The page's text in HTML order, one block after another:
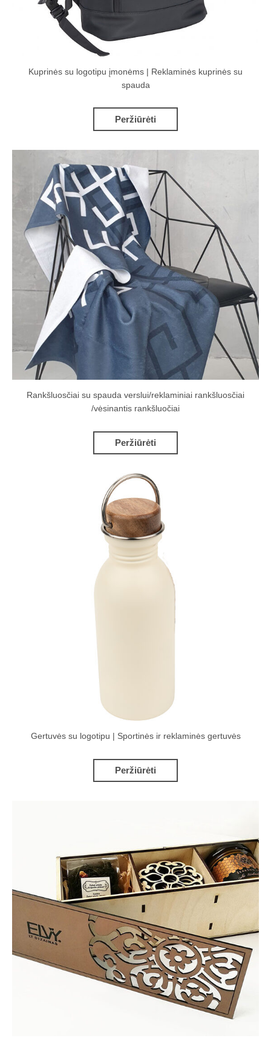
Kuprinės su logotipu įmonėms | Reklaminės kuprinės su
spauda
Peržiūrėti
Rankšluosčiai su spauda verslui/reklaminiai rankšluosčiai
/vėsinantis rankšluočiai
Peržiūrėti
Gertuvės su logotipu | Sportinės ir reklaminės gertuvės
Peržiūrėti